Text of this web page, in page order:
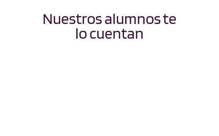
Nuestros alumnos te
lo cuentan